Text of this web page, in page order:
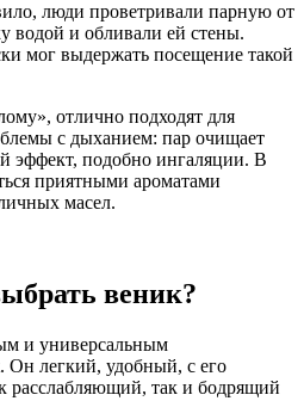
люди проветривали парную от
водой и обливали ей стены.
мог выдержать посещение такой
отлично подходят для
с дыханием: пар очищает
эффект, подобно ингаляции. В
приятными ароматами
масел.
веник?
и универсальным
. Он легкий, удобный, с его
расслабляющий, так и бодрящий